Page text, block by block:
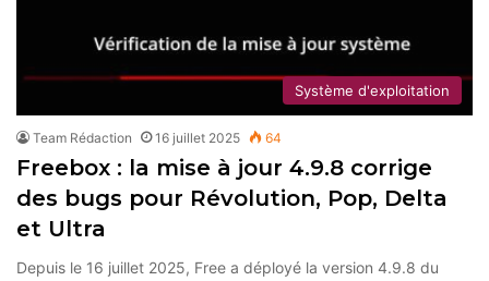
Système d'exploitation
Team Rédaction 16 juillet 2025 64
Freebox : la mise à jour 4.9.8 corrige
des bugs pour Révolution, Pop, Delta
et Ultra
Depuis le 16 juillet 2025, Free a déployé la version 4.9.8 du